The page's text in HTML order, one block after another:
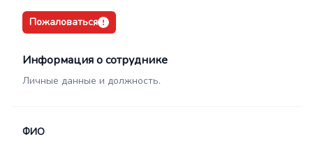
Пожаловаться
Информация о сотруднике
Личные данные и должность.
ФИО